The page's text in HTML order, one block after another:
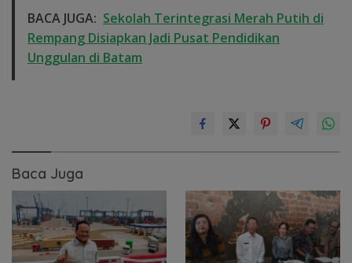
BACA JUGA: Sekolah Terintegrasi Merah Putih di
Rempang Disiapkan Jadi Pusat Pendidikan
Unggulan di Batam
Baca Juga